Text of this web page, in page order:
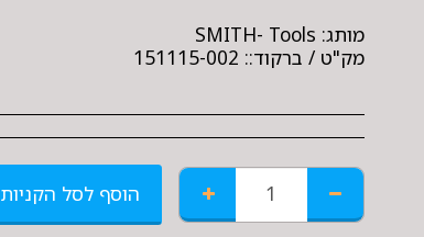
מותג: SMITH- Tools
מק"ט / ברקוד:: 151115-002
הוסף לסל הקניות